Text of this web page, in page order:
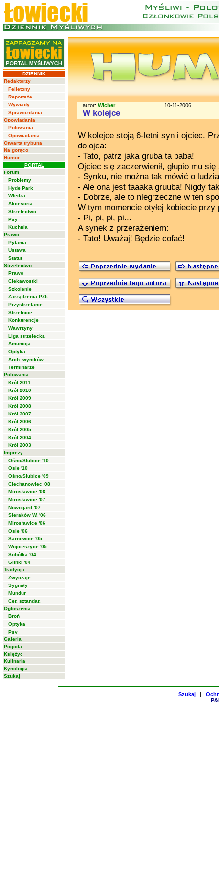
DZIENNIK
Redaktorzy
Felietony
Reportaże
Wywiady
Sprawozdania
Opowiadania
Polowania
Opowiadania
Otwarta trybuna
Na gorąco
Humor
PORTAL
Forum
Problemy
Hyde Park
Wiedza
Akcesoria
Strzelectwo
Psy
Kuchnia
Prawo
Pytania
Ustawa
Statut
Strzelectwo
Prawo
Ciekawostki
Szkolenie
Zarządzenia PZŁ
Przystrzelanie
Strzelnice
Konkurencje
Wawrzyny
Liga strzelecka
Amunicja
Optyka
Arch. wyników
Terminarze
Polowania
Król 2011
Król 2010
Król 2009
Król 2008
Król 2007
Król 2006
Król 2005
Król 2004
Król 2003
Imprezy
Ośno/Słubice '10
Osie '10
Ośno/Słubice '09
Ciechanowiec '08
Mirosławice '08
Mirosławice '07
Nowogard '07
Sieraków W. '06
Mirosławice '06
Osie '06
Sarnowice '05
Wojcieszyce '05
Sobótka '04
Glinki '04
Tradycja
Zwyczaje
Sygnały
Mundur
Cer. sztandar.
Ogłoszenia
Broń
Optyka
Psy
Galeria
Pogoda
Księżyc
Kulinaria
Kynologia
Szukaj
autor: Wicher 10-11-2006
W kolejce
W kolejce stoją 6-letni syn i ojciec.
do ojca:
- Tato, patrz jaka gruba ta baba!
Ojciec się zaczerwienił, głupio mu się
- Synku, nie można tak mówić o
- Ale ona jest taaaka gruuba! Nigdy
- Dobrze, ale to niegrzeczne w ten
W tym momencie otyłej kobiecie
- Pi, pi, pi, pi...
A synek z przerażeniem:
- Tato! Uważaj! Będzie cofać!
Szukaj |